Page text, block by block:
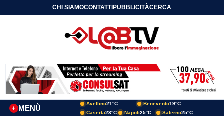
CHI SIAMOCONTATTIPUBBLICITÀCERCA
MENÙ
+
Avellino21°C Benevento19°C
Caserta23°C Napoli25°C Salerno25°C